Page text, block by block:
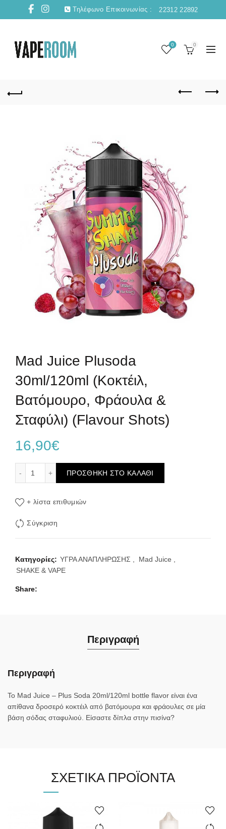
Τηλέφωνο Επικοινωνίας : 22312 22892
0 0
Mad Juice Plusoda
30ml/120ml (Κοκτέιλ,
Βατόμουρο, Φράουλα &
Σταφύλι) (Flavour Shots)
16,90€
ΠΡΟΣΘΉΚΗ ΣΤΟ ΚΑΛΆΘΙ
+ λίστα επιθυμιών
Σύγκριση
Κατηγορίες: ΥΓΡΑ ΑΝΑΠΛΗΡΩΣΗΣ Mad Juice
SHAKE & VAPE
Share
Περιγραφή
Περιγραφή
To Mad Juice – Plus Soda 20ml/120ml bottle flavor είναι ένα
απίθανα δροσερό κοκτέιλ από βατόμουρα και φράουλες σε μία
βάση σόδας σταφυλιού. Είσαστε δίπλα στην πισίνα?
ΣΧΕΤΙΚΆ ΠΡΟΪΌΝΤΑ